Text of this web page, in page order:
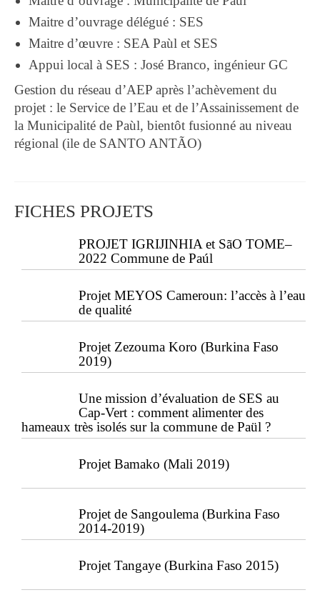
Maitre d’ouvrage délégué : SES
Maitre d’œuvre : SEA Paùl et SES
Appui local à SES : José Branco, ingénieur GC
Gestion du réseau d’AEP après l’achèvement du
projet : le Service de l’Eau et de l’Assainissement de
la Municipalité de Paùl, bientôt fusionné au niveau
régional (ile de SANTO ANTÃO)
FICHES PROJETS
PROJET IGRIJINHIA et SãO TOME–
2022 Commune de Paúl
Projet MEYOS Cameroun: l’accès à l’eau
de qualité
Projet Zezouma Koro (Burkina Faso
2019)
Une mission d’évaluation de SES au
Cap-Vert : comment alimenter des
hameaux très isolés sur la commune de Paül ?
Projet Bamako (Mali 2019)
Projet de Sangoulema (Burkina Faso
2014-2019)
Projet Tangaye (Burkina Faso 2015)